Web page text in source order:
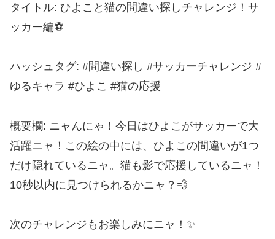
タイトル: ひよこと猫の間違い探しチャレンジ！サ
ッカー編⚽
ハッシュタグ: #間違い探し #サッカーチャレンジ #
ゆるキャラ #ひよこ #猫の応援
概要欄: ニャんにゃ！今日はひよこがサッカーで大
活躍ニャ！この絵の中には、ひよこの間違いが1つ
だけ隠れているニャ。猫も影で応援しているニャ！
10秒以内に見つけられるかニャ？💨
次のチャレンジもお楽しみにニャ！✨